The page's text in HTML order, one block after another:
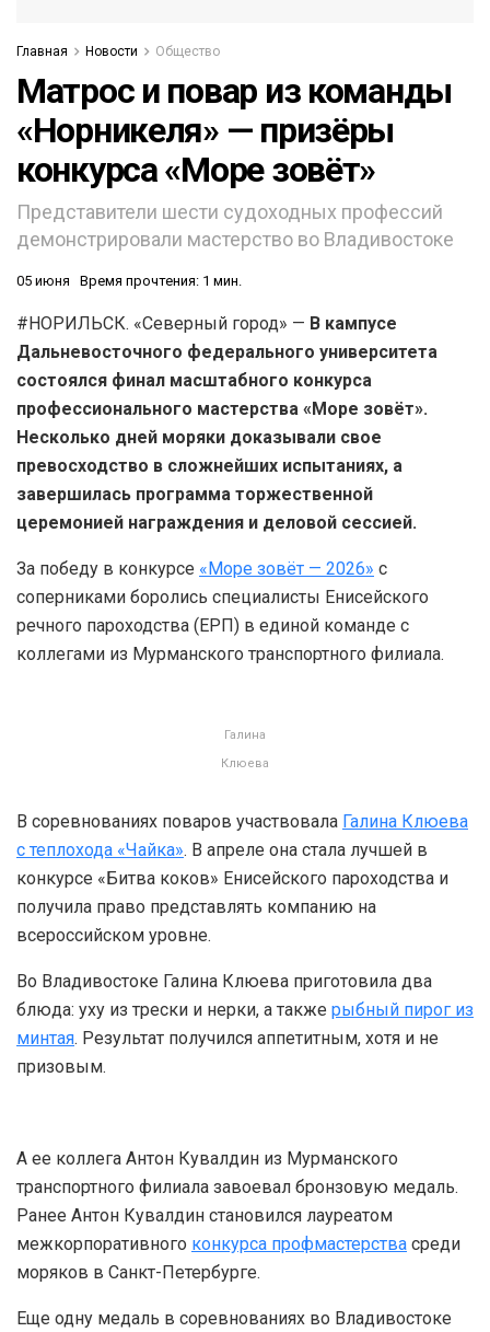
Главная Новости Общество
Матрос и повар из команды
«Норникеля» — призёры
конкурса «Море зовёт»
Представители шести судоходных профессий
демонстрировали мастерство во Владивостоке
05 июня Время прочтения: 1 мин.
#НОРИЛЬСК. «Северный город» — В кампусе
Дальневосточного федерального университета
состоялся финал масштабного конкурса
профессионального мастерства «Море зовёт».
Несколько дней моряки доказывали свое
превосходство в сложнейших испытаниях, а
завершилась программа торжественной
церемонией награждения и деловой сессией.
За победу в конкурсе «Море зовёт — 2026» с
соперниками боролись специалисты Енисейского
речного пароходства (ЕРП) в единой команде с
коллегами из Мурманского транспортного филиала.
Галина
Клюева
В соревнованиях поваров участвовала Галина Клюева
с теплохода «Чайка». В апреле она стала лучшей в
конкурсе «Битва коков» Енисейского пароходства и
получила право представлять компанию на
всероссийском уровне.
Во Владивостоке Галина Клюева приготовила два
блюда: уху из трески и нерки, а также рыбный пирог из
минтая. Результат получился аппетитным, хотя и не
призовым.
А ее коллега Антон Кувалдин из Мурманского
транспортного филиала завоевал бронзовую медаль.
Ранее Антон Кувалдин становился лауреатом
межкорпоративного конкурса профмастерства среди
моряков в Санкт-Петербурге.
Еще одну медаль в соревнованиях во Владивостоке